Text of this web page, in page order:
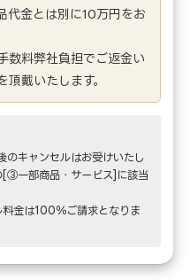
代金とは別に10万円をお
数料弊社負担でご返金い
戴いたします。
のキャンセルはお受けいたし
一部商品・サービス]に該当
金は100％ご請求となりま